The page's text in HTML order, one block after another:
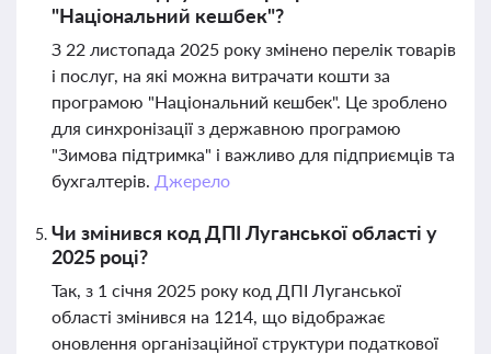
"Національний кешбек"?
З 22 листопада 2025 року змінено перелік товарів
і послуг, на які можна витрачати кошти за
програмою "Національний кешбек". Це зроблено
для синхронізації з державною програмою
"Зимова підтримка" і важливо для підприємців та
бухгалтерів. Джерело
Чи змінився код ДПІ Луганської області у
2025 році?
Так, з 1 січня 2025 року код ДПІ Луганської
області змінився на 1214, що відображає
оновлення організаційної структури податкової